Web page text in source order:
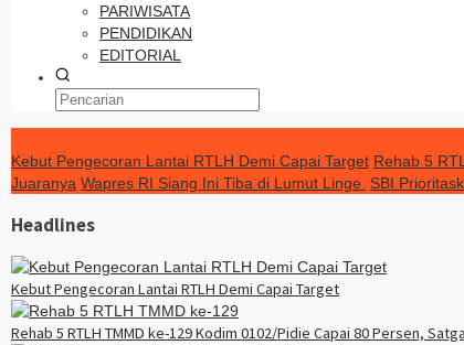
PARIWISATA
PENDIDIKAN
EDITORIAL
Kebut Pengecoran Lantai RTLH Demi Capai Target Rehab 5
Juaranya Wapres RI Siang Ini Tiba di Lumut Linge SBI
Headlines
Kebut Pengecoran Lantai RTLH Demi Capai Target
Rehab 5 RTLH TMMD ke-129 Kodim 0102/Pidie Capai 80 Persen,